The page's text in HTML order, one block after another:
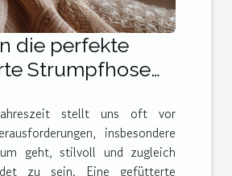
die perfekte
Strumpfhose
stellt uns oft vor
insbesondere
geht, stilvoll und zugleich
zu sein. Eine gefütterte